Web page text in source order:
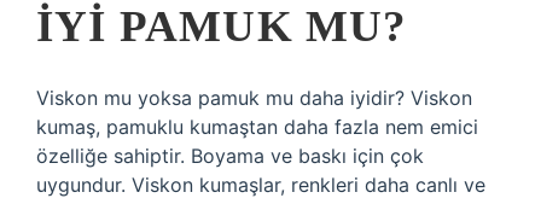
IYI PAMUK MU?
Viskon mu yoksa pamuk mu daha iyidir? Viskon
kumaş, pamuklu kumaştan daha fazla nem emici
özelliğe sahiptir. Boyama ve baskı için çok
uygundur. Viskon kumaşlar, renkleri daha canlı ve